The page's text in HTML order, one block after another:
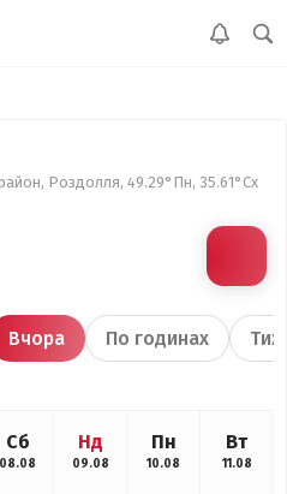
Роздолля, 49.29°Пн, 35.61°Сх
Вчора По годинах
Сб
08.08
Нд
09.08
Пн
10.08
Вт
11.08